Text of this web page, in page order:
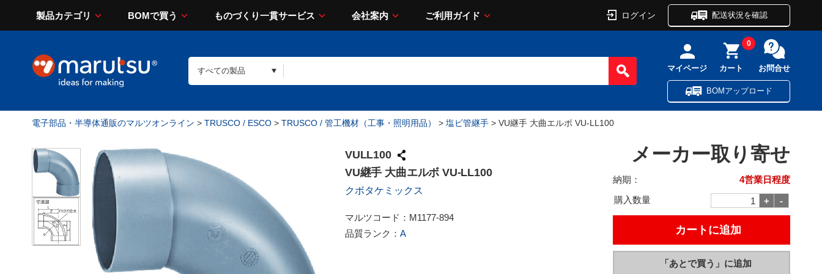
製品カテゴリ BOMで買う ものづくり一貫サービス 会社案内 ご利用ガイド ログイン 配送状況を確認
マイページ カート
0
お問合せ
BOMアップロード
電子部品・半導体通販のマルツオンライン > TRUSCO / ESCO > TRUSCO / 管工機材（工事・照明用品） > 塩ビ管継手 > VU継手 大曲エルボ VU-LL100
VULL100
VU継手 大曲エルボ VU-LL100
クボタケミックス
マルツコード： M1177-894
品質ランク： A
メーカー取り寄せ
納期：
4営業日程度
購入数量